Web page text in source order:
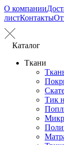
О компании
листКонтакты
Каталог
Ткани
Тик